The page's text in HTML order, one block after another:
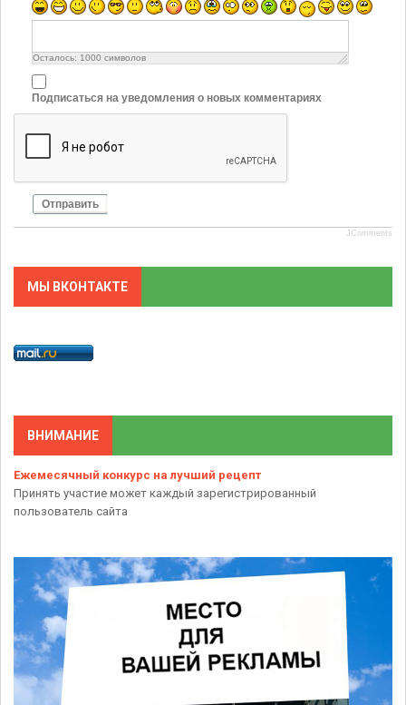
Осталось: 1000 символов
Подписаться на уведомления о новых комментариях
Отправить
JComments
МЫ ВКОНТАКТЕ
ВНИМАНИЕ
Ежемесячный конкурс на лучший рецепт
Принять участие может каждый зарегистрированный
пользователь сайта